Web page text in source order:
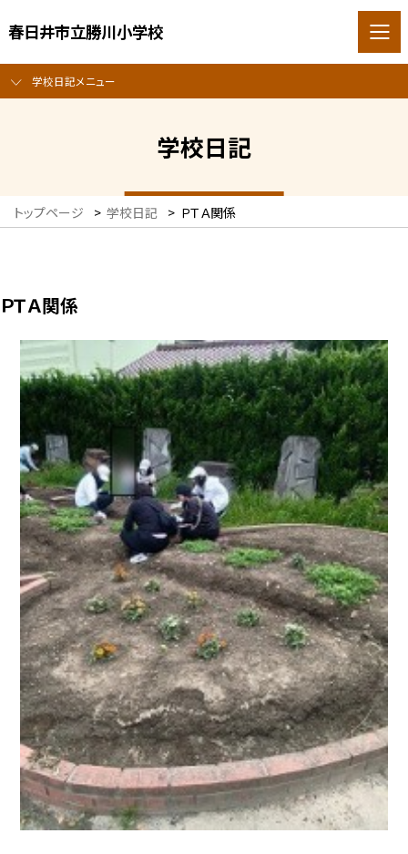
春日井市立勝川小学校
学校日記メニュー
学校日記
トップページ > 学校日記 > ＰＴＡ関係
ＰＴＡ関係